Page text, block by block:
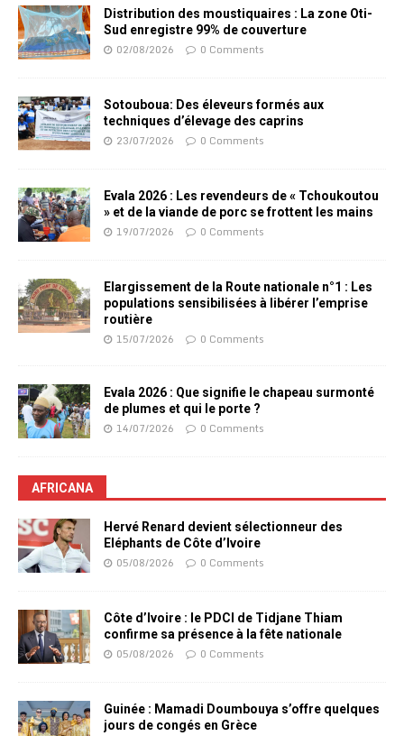
Distribution des moustiquaires : La zone Oti-
Sud enregistre 99% de couverture
02/08/2026 0 Comments
Sotouboua: Des éleveurs formés aux
techniques d’élevage des caprins
23/07/2026 0 Comments
Evala 2026 : Les revendeurs de « Tchoukoutou
» et de la viande de porc se frottent les mains
19/07/2026 0 Comments
Elargissement de la Route nationale n°1 : Les
populations sensibilisées à libérer l’emprise
routière
15/07/2026 0 Comments
Evala 2026 : Que signifie le chapeau surmonté
de plumes et qui le porte ?
14/07/2026 0 Comments
AFRICANA
Hervé Renard devient sélectionneur des
Eléphants de Côte d’Ivoire
05/08/2026 0 Comments
Côte d’Ivoire : le PDCI de Tidjane Thiam
confirme sa présence à la fête nationale
05/08/2026 0 Comments
Guinée : Mamadi Doumbouya s’offre quelques
jours de congés en Grèce